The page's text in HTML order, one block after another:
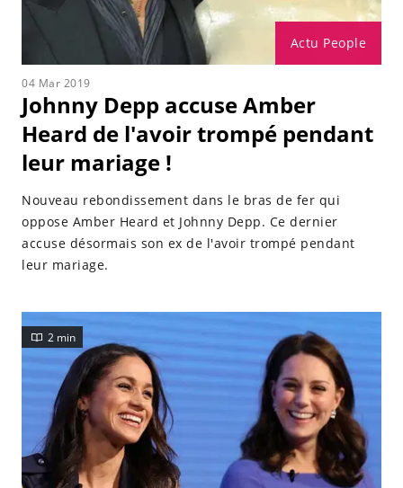
Actu People
04 Mar 2019
Johnny Depp accuse Amber
Heard de l'avoir trompé pendant
leur mariage !
Nouveau rebondissement dans le bras de fer qui
oppose Amber Heard et Johnny Depp. Ce dernier
accuse désormais son ex de l'avoir trompé pendant
leur mariage.
2 min